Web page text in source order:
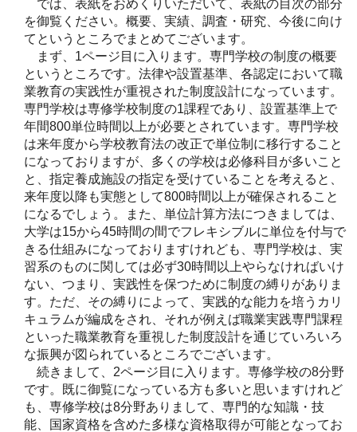
では、表紙をおめくりいただいて、表紙の目次の部分
を御覧ください。概要、実績、調査・研究、今後に向け
てというところでまとめてございます。
まず、1ページ目に入ります。専門学校の制度の概要
というところです。法律や設置基準、各認定において職
業教育の実践性が重視された制度設計になっています。
専門学校は専修学校制度の1課程であり、設置基準上で
年間800単位時間以上が必要とされています。専門学校
は来年度から学校教育法の改正で単位制に移行すること
になっておりますが、多くの学校は必修科目が多いこと
と、指定養成施設の指定を受けていることを考えると、
来年度以降も実態として800時間以上が確保されること
になるでしょう。また、単位計算方法につきましては、
大学は15から45時間の間でフレキシブルに単位を付与で
きる仕組みになっておりますけれども、専門学校は、実
習系のものに関しては必ず30時間以上やらなければいけ
ない、つまり、実践性を保つために制度の縛りがありま
す。ただ、その縛りによって、実践的な能力を培うカリ
キュラムが編成をされ、それが例えば職業実践専門課程
といった職業教育を重視した制度設計を通じていろいろ
な振興が図られているところでございます。
続きまして、2ページ目に入ります。専修学校の8分野
です。既に御覧になっている方も多いと思いますけれど
も、専修学校は8分野ありまして、専門的な知識・技
能、国家資格を含めた多様な資格取得が可能となってお